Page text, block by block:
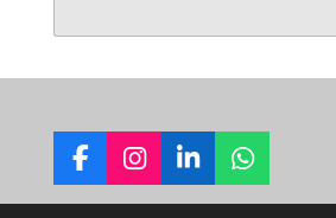
F
a
I
n
L
i
W
h